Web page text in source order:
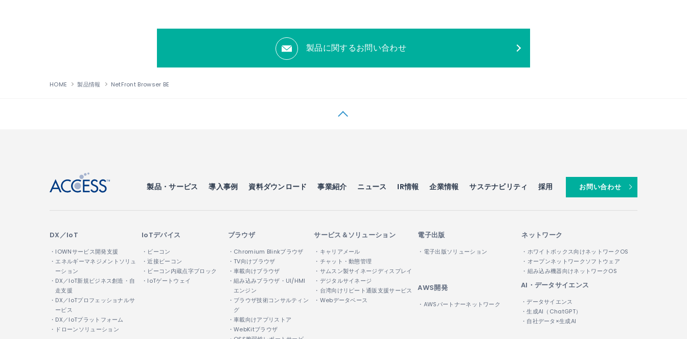
製品に関するお問い合わせ
HOME 製品情報 NetFront Browser BE
製品・サービス 導入事例 資料ダウンロード 事業紹介 ニュース IR情報 企業情報 サステナビリティ 採用 お問い合わせ
DX／IoT
・IOWNサービス開発支援
・エネルギーマネジメントソリュ
ーション
・DX／IoT新規ビジネス創造・自
走支援
・DX／IoTプロフェッショナルサ
ービス
・DX／IoTプラットフォーム
・ドローンソリューション
IoTデバイス
・ビーコン
・近接ビーコン
・ビーコン内蔵点字ブロック
・IoTゲートウェイ
ブラウザ
・Chromium Blinkブラウザ
・TV向けブラウザ
・車載向けブラウザ
・組み込みブラウザ・UI/HMI
エンジン
・ブラウザ技術コンサルティン
グ
・車載向けアプリストア
・WebKitブラウザ
サービス＆ソリューション
・キャリアメール
・チャット・動態管理
・サムスン製サイネージディスプレイ
・デジタルサイネージ
・台湾向けリピート通販支援サービス
・Webデータベース
電子出版
・電子出版ソリューション
ネットワーク
・ホワイトボックス向けネットワークOS
・オープンネットワークソフトウェア
・組み込み機器向けネットワークOS
AWS開発
・AWSパートナーネットワーク
AI・データサイエンス
・データサイエンス
・生成AI（ChatGPT）
・自社データ×生成AI